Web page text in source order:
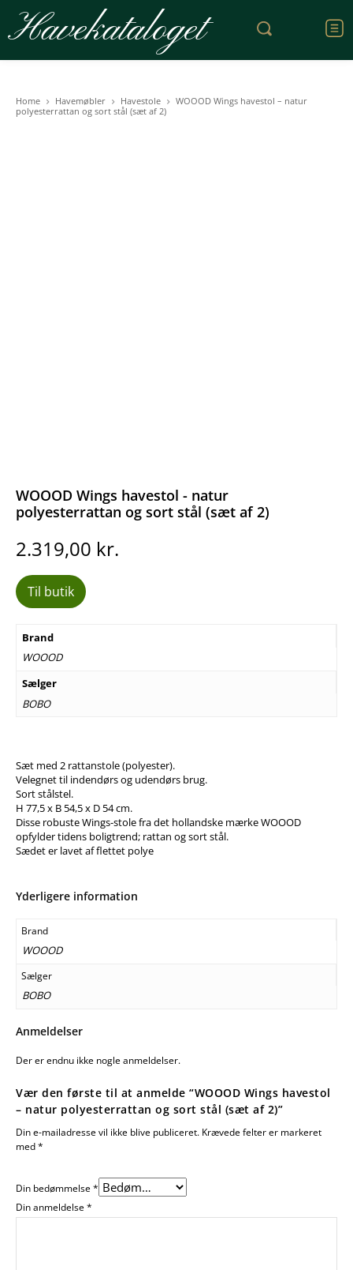
Havekataloget
Home Havemøbler Havestole
WOOOD Wings havestol – natur
polyesterrattan og sort stål (sæt af 2)
WOOOD Wings havestol - natur
polyesterrattan og sort stål (sæt af 2)
2.319,00 kr.
Til butik
Brand
WOOOD
Sælger
BOBO
Sæt med 2 rattanstole (polyester).
Velegnet til indendørs og udendørs brug.
Sort stålstel.
H 77,5 x B 54,5 x D 54 cm.
Disse robuste Wings-stole fra det hollandske mærke WOOOD
opfylder tidens boligtrend; rattan og sort stål.
Sædet er lavet af flettet polye
Yderligere information
Brand
WOOOD
Sælger
BOBO
Anmeldelser
Der er endnu ikke nogle anmeldelser.
Vær den første til at anmelde “WOOOD Wings havestol
– natur polyesterrattan og sort stål (sæt af 2)”
Din e-mailadresse vil ikke blive publiceret. Krævede felter er markeret
med*
Din bedømmelse*
Din anmeldelse*